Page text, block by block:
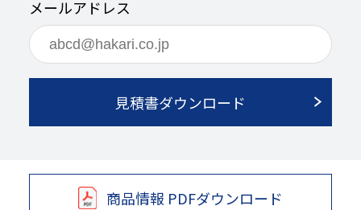
メールアドレス
見積書ダウンロード
商品情報 PDFダウンロード